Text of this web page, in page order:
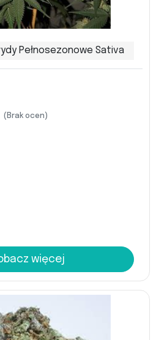
Pełnosezonowe Sativa
(Brak ocen)
więcej